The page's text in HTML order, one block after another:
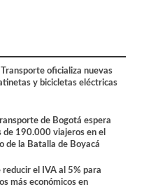
oficializa nuevas
y bicicletas eléctricas
de Bogotá espera
de 190.000 viajeros en el
de la Batalla de Boyacá
reducir el IVA al 5% para
más económicos en